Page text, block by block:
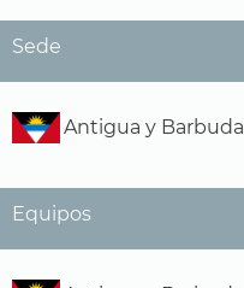
Sede
Antigua y Barbuda
Equipos